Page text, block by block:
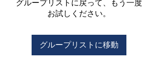
グループリストに戻って、もう一度
お試しください。
グループリストに移動